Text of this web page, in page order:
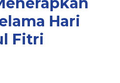
Hari
Fitri